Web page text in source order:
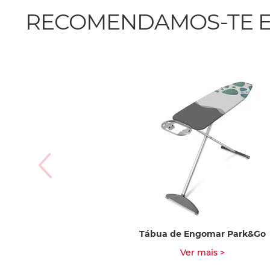
RECOMENDAMOS-TE
Tábua de Engomar Park&Go
Ver mais >